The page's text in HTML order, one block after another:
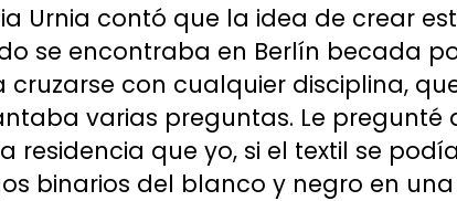
Urnia contó que la idea de crear
se encontraba en Berlín becada
cruzarse con cualquier disciplina,
varias preguntas. Le
residencia que yo, si el textil se
binarios del blanco y negro en